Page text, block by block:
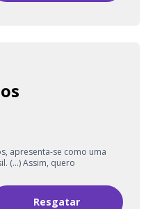
apresenta-se como uma
(...) Assim, quero
Resgatar